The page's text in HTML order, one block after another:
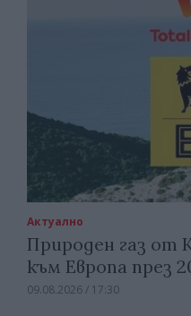
Актуално
Природен газ от
към Европа през
09.08.2026 / 17:30